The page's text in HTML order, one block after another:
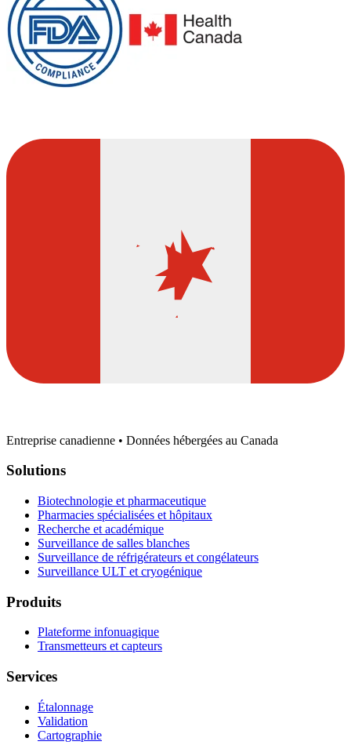
Entreprise canadienne • Données hébergées au Canada
Solutions
Biotechnologie et pharmaceutique
Pharmacies spécialisées et hôpitaux
Recherche et académique
Surveillance de salles blanches
Surveillance de réfrigérateurs et congélateurs
Surveillance ULT et cryogénique
Produits
Plateforme infonuagique
Transmetteurs et capteurs
Services
Étalonnage
Validation
Cartographie